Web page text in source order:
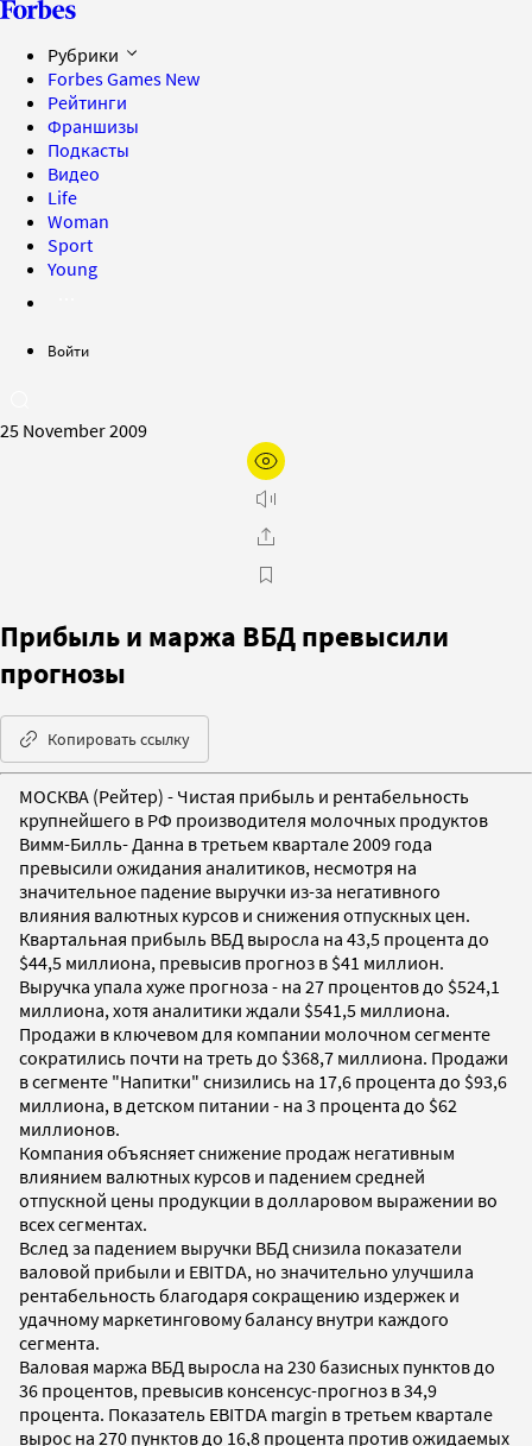
Рубрики
Forbes Games New
Рейтинги
Франшизы
Подкасты
Видео
Life
Woman
Sport
Young
Войти
25 November 2009
Прибыль и маржа ВБД превысили
прогнозы
Копировать ссылку
МОСКВА (Рейтер) - Чистая прибыль и рентабельность
крупнейшего в РФ производителя молочных продуктов
Вимм-Билль- Данна в третьем квартале 2009 года
превысили ожидания аналитиков, несмотря на
значительное падение выручки из-за негативного
влияния валютных курсов и снижения отпускных цен.
Квартальная прибыль ВБД выросла на 43,5 процента до
$44,5 миллиона, превысив прогноз в $41 миллион.
Выручка упала хуже прогноза - на 27 процентов до $524,1
миллиона, хотя аналитики ждали $541,5 миллиона.
Продажи в ключевом для компании молочном сегменте
сократились почти на треть до $368,7 миллиона. Продажи
в сегменте "Напитки" снизились на 17,6 процента до $93,6
миллиона, в детском питании - на 3 процента до $62
миллионов.
Компания объясняет снижение продаж негативным
влиянием валютных курсов и падением средней
отпускной цены продукции в долларовом выражении во
всех сегментах.
Вслед за падением выручки ВБД снизила показатели
валовой прибыли и EBITDA, но значительно улучшила
рентабельность благодаря сокращению издержек и
удачному маркетинговому балансу внутри каждого
сегмента.
Валовая маржа ВБД выросла на 230 базисных пунктов до
36 процентов, превысив консенсус-прогноз в 34,9
процента. Показатель EBITDA margin в третьем квартале
вырос на 270 пунктов до 16,8 процента против ожидаемых